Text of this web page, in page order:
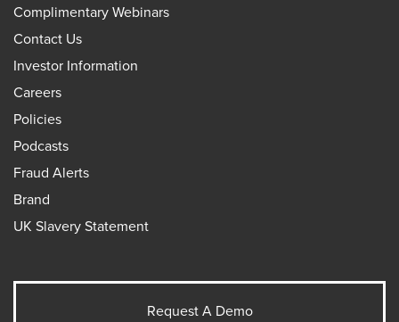
Complimentary Webinars
Contact Us
Investor Information
Careers
Policies
Podcasts
Fraud Alerts
Brand
UK Slavery Statement
Request A Demo